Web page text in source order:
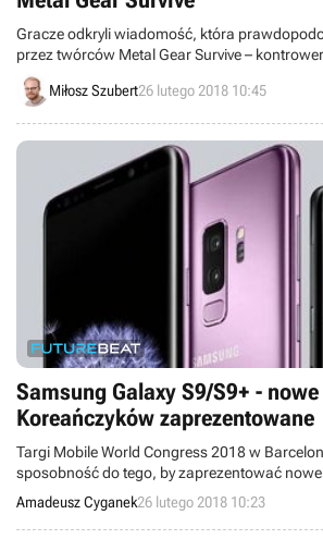
Gracze odkryli wiadomość, która
przez twórców Metal Gear Survive –
gry akcji z elementami skradanki i survivalu
Wyraża ona tęsknotę za Hideo Kojimą i
Miłosz Szubert26 lutego 2018 10:45
Samsung Galaxy S9/S9+ -
Koreańczyków zaprezentowane
Targi Mobile World Congress 2018 w
sposobność do tego, by zaprezentować
szerszej publice. Ten czas dobrze wykorzystał
przedstawił świeże flagowe sprzęty – modele
Amadeusz Cyganek26 lutego 2018 10:23